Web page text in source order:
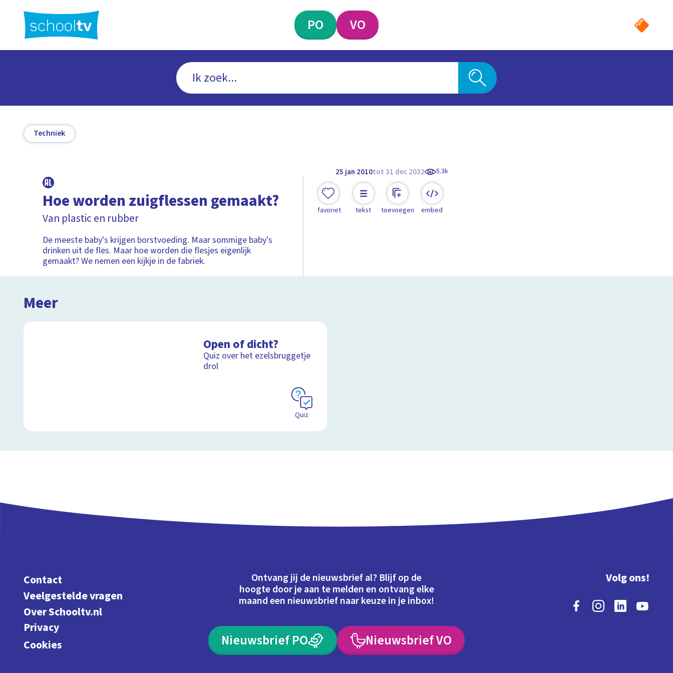
hoofdinhoud
PO VO
Techniek
25 jan 2010tot 31 dec 2032 5.3k
Hoe worden zuigflessen gemaakt?
Van plastic en rubber
De meeste baby's krijgen borstvoeding. Maar sommige baby's
drinken uit de fles. Maar hoe worden die flesjes eigenlijk
gemaakt? We nemen een kijkje in de fabriek.
favoriet tekst toevoegen embed
Meer
Open of dicht?
Quiz over het ezelsbruggetje
drol
Quiz
Contact
Veelgestelde vragen
Over Schooltv.nl
Privacy
Cookies
Ontvang jij de nieuwsbrief al? Blijf op de
hoogte door je aan te melden en ontvang elke
maand een nieuwsbrief naar keuze in je inbox!
Nieuwsbrief PO Nieuwsbrief VO
Volg ons!